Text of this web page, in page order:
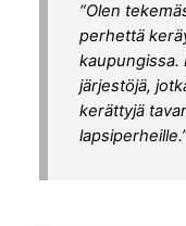
“Olen
perhettä
kaupungissa.
järjestöjä,
kerättyjä